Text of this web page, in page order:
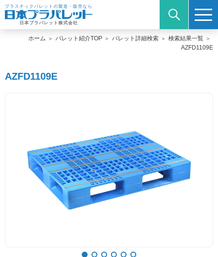
プラスチックパレットの製造・販売なら
日本プラパレット株式会社
ホーム パレット紹介TOP パレット詳細検索
検索結果一覧
AZFD1109E
AZFD1109E